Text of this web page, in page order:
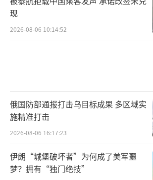
现
2026-08-06 10:14:52
俄国防部通报打击乌目标成果 多区域实
施精准打击
2026-08-06 16:17:23
伊朗“城堡破坏者”为何成了美军噩
梦？拥有“独门绝技”